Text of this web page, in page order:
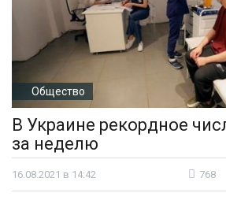
Общество
В Украине рекордное
за неделю
16.08.2021 в 14:42 768